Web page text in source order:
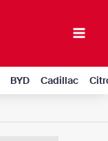
BYD Cadillac